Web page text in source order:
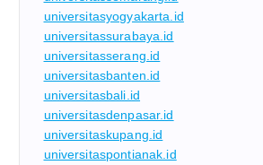
universitasyogyakarta.id
universitassurabaya.id
universitasserang.id
universitasbanten.id
universitasbali.id
universitasdenpasar.id
universitaskupang.id
universitaspontianak.id